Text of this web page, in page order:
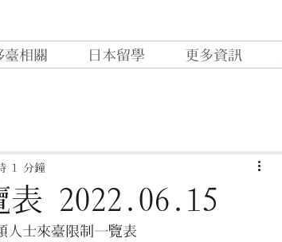
臺相關 日本留學 更多資訊
表 2022.06.15
1 分鐘
人士來臺限制一覽表